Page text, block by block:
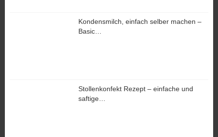
Kondensmilch, einfach selber machen –
Basic…
Stollenkonfekt Rezept – einfache und
saftige…